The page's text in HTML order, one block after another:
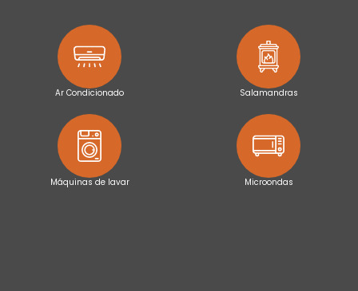
Ar Condicionado Salamandras
Máquinas de lavar Microondas